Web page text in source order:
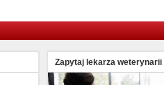
Zapytaj lekarza weterynarii